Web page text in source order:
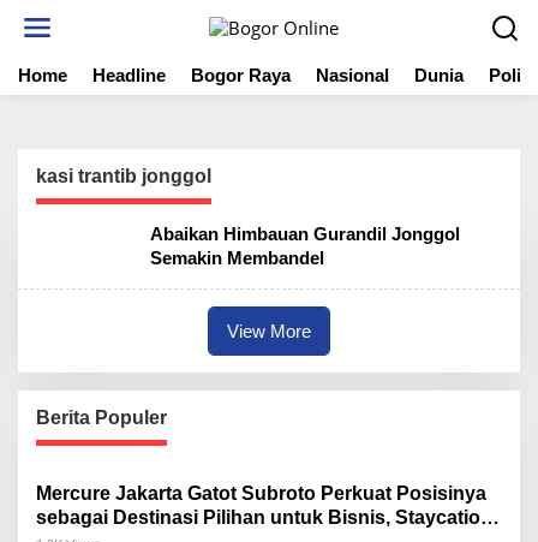
t
Home Headline Bogor Raya Nasional Dunia
kasi trantib jonggol
Abaikan Himbauan Gurandil Jonggol
Semakin Membandel
View More
Berita Populer
Mercure Jakarta Gatot Subroto Perkuat Posisinya
sebagai Destinasi Pilihan untuk Bisnis, Staycation,